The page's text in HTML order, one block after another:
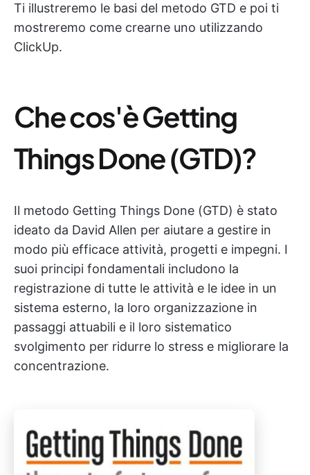
Ti illustreremo le basi del metodo GTD e poi ti
mostreremo come crearne uno utilizzando
ClickUp.
Che cos'è Getting
Things Done (GTD)?
Il metodo Getting Things Done (GTD) è stato
ideato da David Allen per aiutare a gestire in
modo più efficace attività, progetti e impegni. I
suoi principi fondamentali includono la
registrazione di tutte le attività e le idee in un
sistema esterno, la loro organizzazione in
passaggi attuabili e il loro sistematico
svolgimento per ridurre lo stress e migliorare la
concentrazione.